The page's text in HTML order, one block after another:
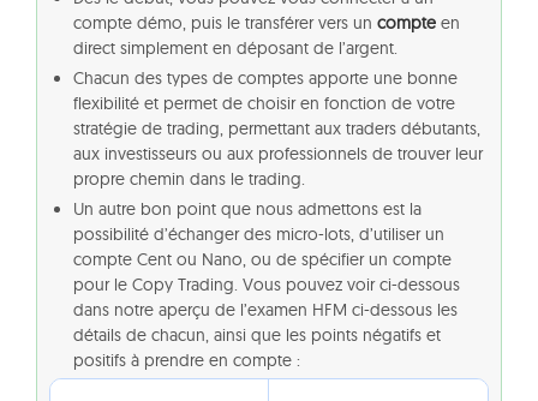
compte démo, puis le transférer vers un compte en
direct simplement en déposant de l’argent.
Chacun des types de comptes apporte une bonne
flexibilité et permet de choisir en fonction de votre
stratégie de trading, permettant aux traders débutants,
aux investisseurs ou aux professionnels de trouver leur
propre chemin dans le trading.
Un autre bon point que nous admettons est la
possibilité d’échanger des micro-lots, d’utiliser un
compte Cent ou Nano, ou de spécifier un compte
pour le Copy Trading. Vous pouvez voir ci-dessous
dans notre aperçu de l’examen HFM ci-dessous les
détails de chacun, ainsi que les points négatifs et
positifs à prendre en compte :